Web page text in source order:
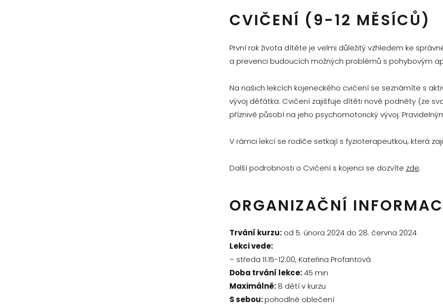
CVIČENÍ (9-12 MĚSÍCŮ)
První rok života dítěte je velmi důležitý vzhledem ke
a prevenci budoucích možných problémů s pohybovým
Na našich lekcích kojeneckého cvičení se seznámíte s
vývoj děťátka. Cvičení zajišťuje dítěti nové podněty (ze
příznivě působí na jeho psychomotorický vývoj.
V rámci lekcí se rodiče setkají s fyzioterapeutkou, která
Další podrobnosti o Cvičení s kojenci se dozvíte zde.
ORGANIZAČNÍ
Trvání kurzu:od 5. února 2024 do 28. června 2024
Lekci vede:
– středa 11:15-12:00, Kateřina Profantová
Doba trvání lekce:45 min
Maximálně:8 dětí v kurzu
S sebou:pohodlné oblečení